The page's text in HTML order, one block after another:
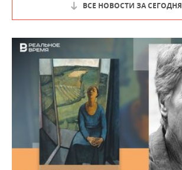
ВСЕ НОВОСТИ ЗА СЕГОДНЯ